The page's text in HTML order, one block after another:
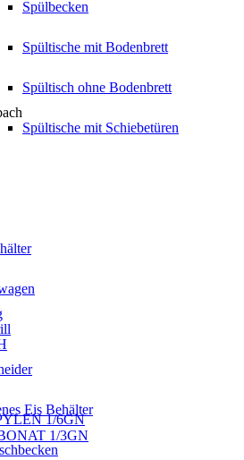
Spülbecken
Spültische mit Bodenbrett
Spültisch ohne Bodenbrett
Spültische mit Schiebetüren
Eis Behälter
1/6GN
1/3GN